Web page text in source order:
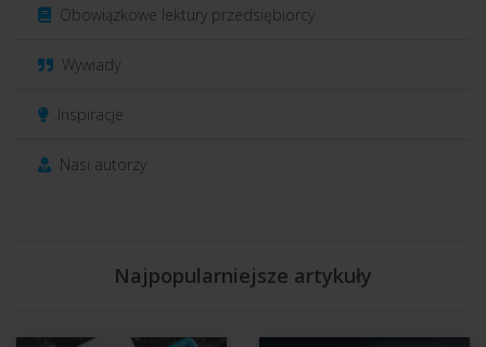
Obowiązkowe lektury przedsiębiorcy
Wywiady
Inspiracje
Nasi autorzy
Najpopularniejsze artykuły